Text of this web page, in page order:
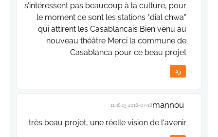
s’intéressent pas beaucoup à la culture, pour
le moment ce sont les stations "dial chwa"
qui attirent les Casablancais Bien venu au
nouveau théâtre Merci la commune de
Casablanca pour ce beau projet
رد
mannou
2018-07-18 11:38:19
très beau projet, une réelle vision de l'avenir.